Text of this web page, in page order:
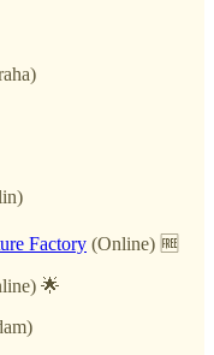
Factory (Online) 🆓
🌟